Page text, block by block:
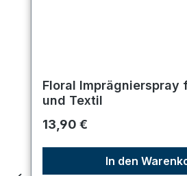
Floral Imprägnierspray
und Textil
Regulärer Preis:
13,90 €
In den